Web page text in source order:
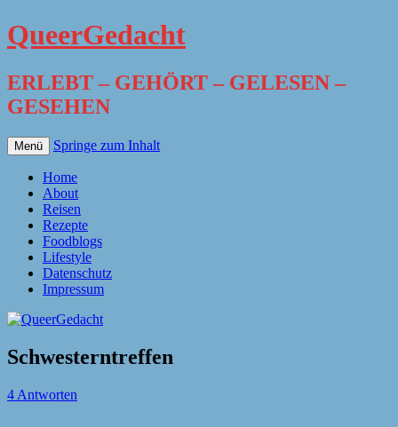
QueerGedacht
ERLEBT – GEHÖRT – GELESEN –
GESEHEN
Menü Springe zum Inhalt
Home
About
Reisen
Rezepte
Foodblogs
Lifestyle
Datenschutz
Impressum
Schwesterntreffen
4 Antworten